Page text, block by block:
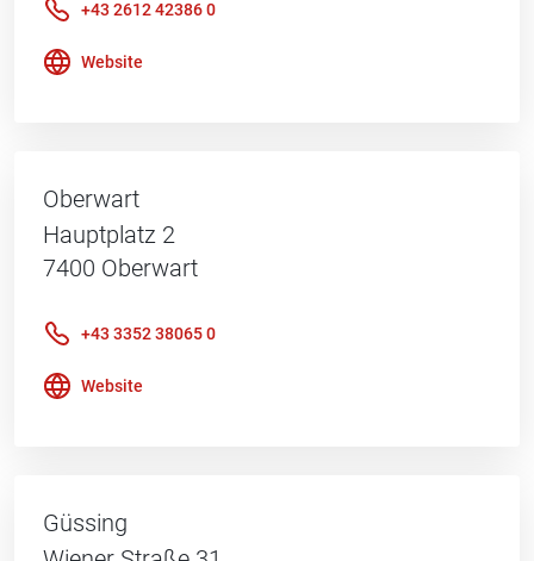
+43 2612 42386 0
Website
Oberwart
Hauptplatz 2
7400 Oberwart
+43 3352 38065 0
Website
Güssing